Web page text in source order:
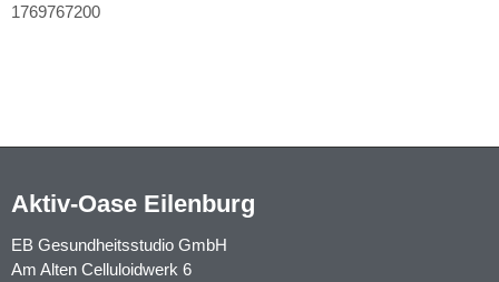
1769767200
Aktiv-Oase Eilenburg
EB Gesundheitsstudio GmbH
Am Alten Celluloidwerk 6